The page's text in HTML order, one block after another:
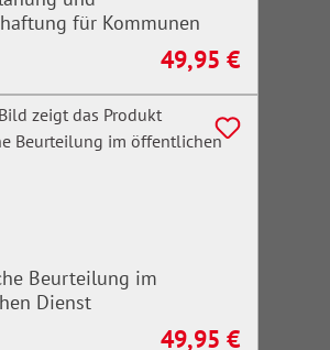
für Kommunen
Regulärer Preis:
49,95 €
Beurteilung im
Dienst
Regulärer Preis:
49,95 €